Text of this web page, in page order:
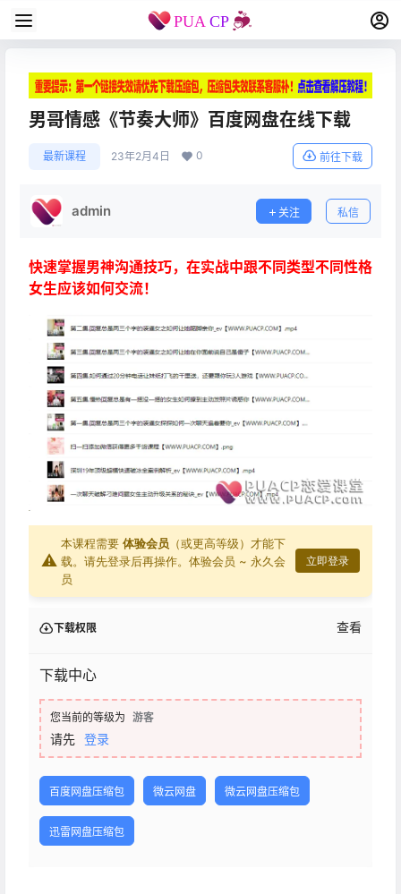
男哥情感《节奏大师》百度网盘在线下载
最新课程 23年2月4日 0 前往下载
admin 关注 私信
快速掌握男神沟通技巧，在实战中跟不同类型不同性格
女生应该如何交流！
⚠
本课程需要 体验会员 （或更高等级）才能下
载。请先登录后再操作。 体验会员 ~ 永久会
员
立即登录
下载权限 查看
下载中心
您当前的等级为 游客
请先 登录
百度网盘压缩包 微云网盘 微云网盘压缩包
迅雷网盘压缩包